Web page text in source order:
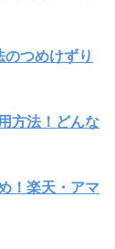
つめけずり
方法！どんな
！楽天・アマ